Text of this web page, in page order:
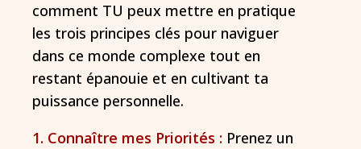
comment TU peux mettre en pratique
les trois principes clés pour naviguer
dans ce monde complexe tout en
restant épanouie et en cultivant ta
puissance personnelle.
1. Connaître mes Priorités : Prenez un